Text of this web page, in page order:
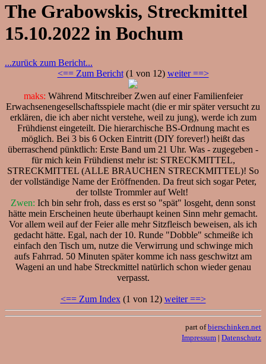
The Grabowskis, Streckmittel
15.10.2022 in Bochum
...zurück zum Bericht...
<== Zum Bericht(1 von 12) weiter ==>
maks: Während Mitschreiber Zwen auf einer Familienfeier
Erwachsenengesellschaftsspiele macht (die er mir später versucht zu
erklären, die ich aber nicht verstehe, weil zu jung), werde ich zum
Frühdienst eingeteilt. Die hierarchische BS-Ordnung macht es
möglich. Bei 3 bis 6 Ocken Eintritt (DIY forever!) heißt das
überraschend pünktlich: Erste Band um 21 Uhr. Was - zugegeben -
für mich kein Frühdienst mehr ist: STRECKMITTEL,
STRECKMITTEL (ALLE BRAUCHEN STRECKMITTEL)! So
der vollständige Name der Eröffnenden. Da freut sich sogar Peter,
der tollste Trommler auf Welt!
Zwen: Ich bin sehr froh, dass es erst so "spät" losgeht, denn sonst
hätte mein Erscheinen heute überhaupt keinen Sinn mehr gemacht.
Vor allem weil auf der Feier alle mehr Sitzfleisch beweisen, als ich
gedacht hätte. Egal, nach der 10. Runde "Dobble" schmeiße ich
einfach den Tisch um, nutze die Verwirrung und schwinge mich
aufs Fahrrad. 50 Minuten später komme ich nass geschwitzt am
Wageni an und habe Streckmittel natürlich schon wieder genau
verpasst.
<== Zum Index(1 von 12) weiter ==>
part ofbierschinken.net
Impressum | Datenschutz